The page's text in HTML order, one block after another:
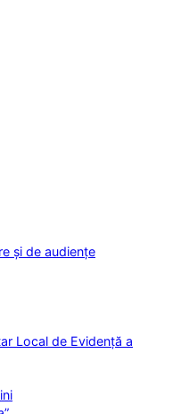
și de audiențe
Local de Evidență a